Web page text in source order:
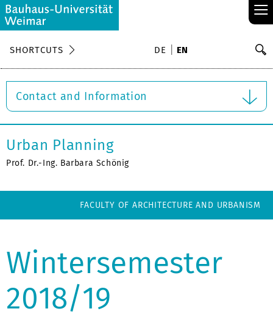
≡
SHORTCUTS DE EN
Contact and Information
Urban Planning
Prof. Dr.-Ing. Barbara Schönig
FACULTY OF ARCHITECTURE AND URBANISM
Wintersemester
2018/19